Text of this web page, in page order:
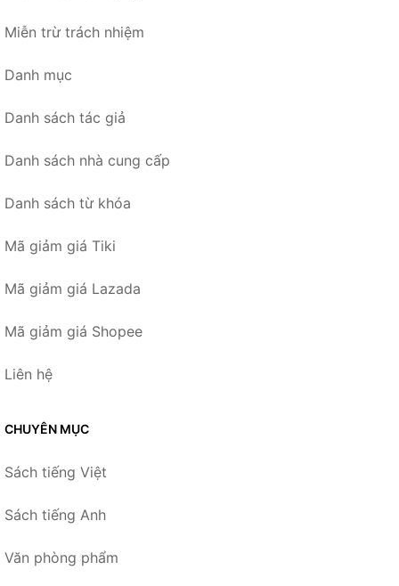
Miễn trừ trách nhiệm
Danh mục
Danh sách tác giả
Danh sách nhà cung cấp
Danh sách từ khóa
Mã giảm giá Tiki
Mã giảm giá Lazada
Mã giảm giá Shopee
Liên hệ
CHUYÊN MỤC
Sách tiếng Việt
Sách tiếng Anh
Văn phòng phẩm